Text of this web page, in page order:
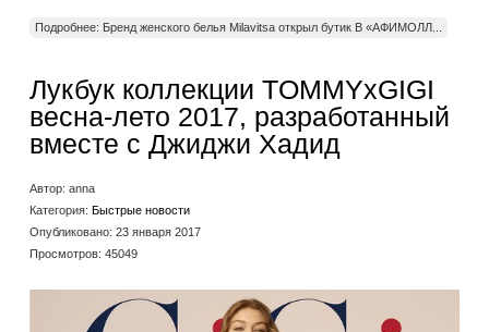
Подробнее: Бренд женского белья Milavitsa открыл бутик В «АФИМОЛЛ...
Лукбук коллекции TOMMYxGIGI
весна-лето 2017, разработанный
вместе с Джиджи Хадид
Автор: anna
Категория: Быстрые новости
Опубликовано: 23 января 2017
Просмотров: 45049